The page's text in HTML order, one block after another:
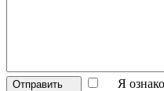
Отправить Я